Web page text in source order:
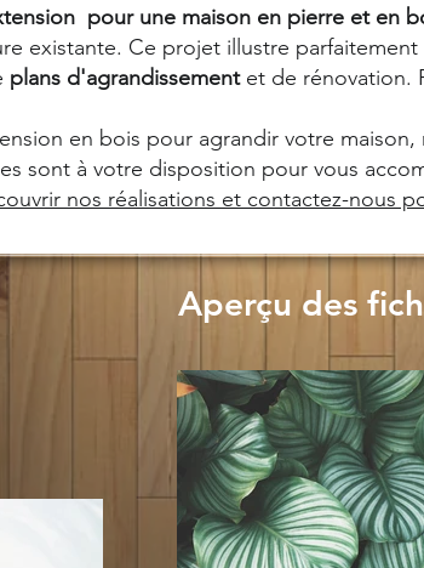
pour une maison en pierre et en
existante. Ce projet illustre
plans d'agrandissementet de rénovation.
en bois pour agrandir votre
sont à votre disposition pour vous
nos réalisations et contactez-nous
Aperçu des